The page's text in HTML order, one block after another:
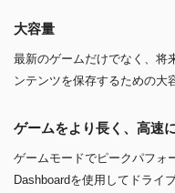
大容量
最新のゲームだけでなく、将
ンテンツを保存するための大
ゲームをより長く、高速
ゲームモードでピークパフォ
Dashboardを使用してドライ